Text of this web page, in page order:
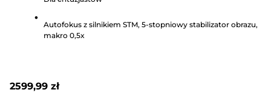
Recenzji
Autofokus z silnikiem STM, 5-stopniowy stabilizator obrazu,
makro 0,5x
2599,99 zł